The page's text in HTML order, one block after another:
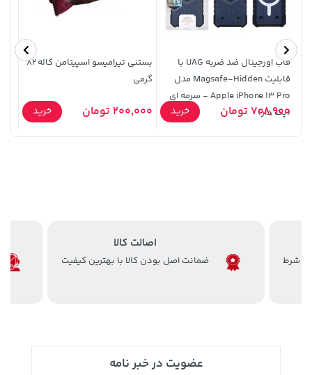
2,754,500 تومان
3,310,000
خرید 219,900 تومان خرید
قاب اورجینال ضد ضربه UAG با
قابلیت Magsafe-Hidden مدل
Apple iPhone 13 Pro - سرمه ای
(پک دار)
708,900 تومان خرید
بستنی تیرامیسو اسپیتامن کاله 82
گرمی
200,000 تومان خرید
اصالت کالا
ضمانت اصل بودن کالا با بهترین کیفیت
عضویت در خبر نامه